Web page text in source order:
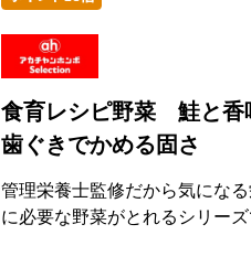
食育レシピ野菜 鮭と香
歯ぐきでかめる固さ
管理栄養士監修だから気にな
に必要な野菜がとれるシリーズ